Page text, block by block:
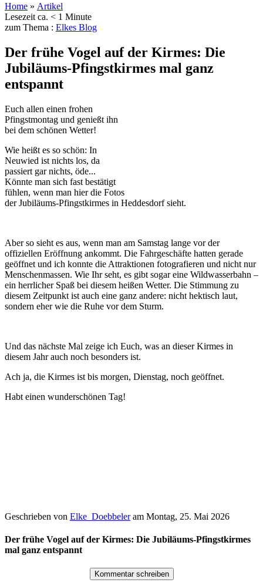
Home » Artikel
Lesezeit ca. < 1 Minute
zum Thema : Elkes Blog
Der frühe Vogel auf der Kirmes: Die
Jubiläums-Pfingstkirmes mal ganz
entspannt
Euch allen einen frohen
Pfingstmontag und genießt ihn
bei dem schönen Wetter!
Wie heißt es so schön: In
Neuwied ist nichts los, da
passiert gar nichts, öde...
Könnte man sich fast bestätigt
fühlen, wenn man hier die Fotos
der Jubiläums-Pfingstkirmes in Heddesdorf sieht.
Aber so sieht es aus, wenn man am Samstag lange vor der
offiziellen Eröffnung ankommt. Die Fahrgeschäfte hatten gerade
geöffnet und ich konnte die Attraktionen fotografieren und nicht nur
Menschenmassen. Wie Ihr seht, es gibt sogar eine Wildwasserbahn –
ein herrlicher Spaß bei diesem heißen Wetter. Die Stimmung zu
diesem Zeitpunkt ist auch eine ganz andere: nicht hektisch laut,
sondern eher wie die Ruhe vor dem Sturm.
Und das nächste Mal zeige ich Euch, was an dieser Kirmes in
diesem Jahr auch noch besonders ist.
Ach ja, die Kirmes ist bis morgen, Dienstag, noch geöffnet.
Habt einen wunderschönen Tag!
Geschrieben von Elke_Doebbeler am Montag, 25. Mai 2026
Der frühe Vogel auf der Kirmes: Die Jubiläums-Pfingstkirmes
mal ganz entspannt